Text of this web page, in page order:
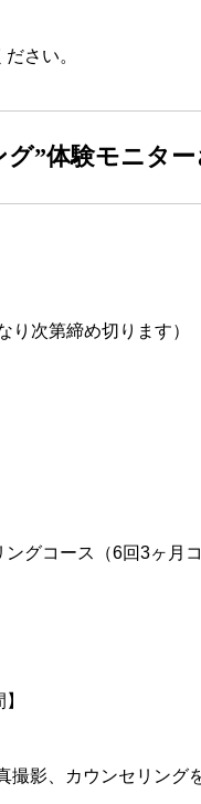
さい。
”体験モニタ
り次第締め切ります）
グコース（6回3ヶ月コ
影、カウンセリング